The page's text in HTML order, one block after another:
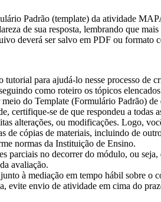
Padrão (template) da atividade
de sua resposta, lembrando que
deverá ser salvo em PDF ou
tutorial para ajudá-lo nesse processo de
como roteiro os tópicos
meio do Template (Formulário Padrão)
certifique-se de que respondeu a todas
alterações, ou modificações. Logo,
de cópias de materiais, incluindo de
normas da Instituição de Ensino.
parciais no decorrer do módulo, ou
avaliação.
à mediação em tempo hábil sobre
evite envio de atividade em cima do